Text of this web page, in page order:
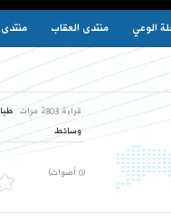
الوعي منتدى العقاب منتدى
قراءة 2803 مرات
وسائط
(0 أصوات)